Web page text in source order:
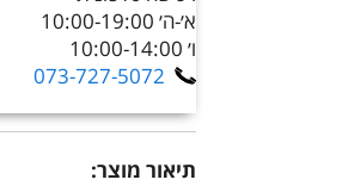
א׳-ה׳ 10:00-19:00
ו׳ 10:00-14:00
073-727-5072
תיאור מוצר: